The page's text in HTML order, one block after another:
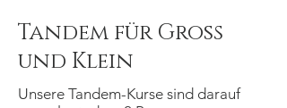
Tandem für Groß
und Klein
Unsere Tandem-Kurse sind darauf